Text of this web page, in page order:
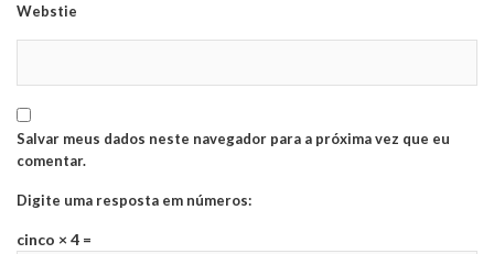
Webstie
Salvar meus dados neste navegador para a próxima vez que eu
comentar.
Digite uma resposta em números:
cinco × 4 =